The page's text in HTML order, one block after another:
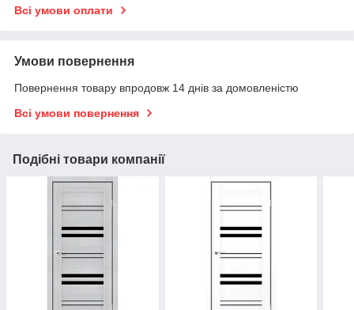
Всі умови оплати
Умови повернення
Повернення товару впродовж 14 днів за домовленістю
Всі умови повернення
Подібні товари компанії